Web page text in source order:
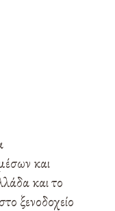
και
και το
ξενοδοχείο